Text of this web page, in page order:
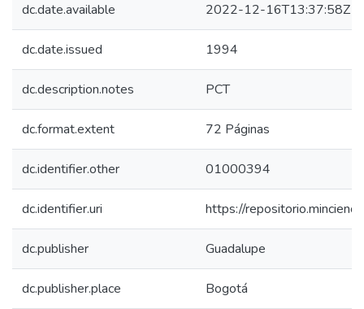
dc.date.available 2022-12-16T13:37:58Z
dc.date.issued 1994
dc.description.notes PCT
dc.format.extent 72 Páginas
dc.identifier.other 01000394
dc.identifier.uri https://
dc.publisher Guadalupe
dc.publisher.place Bogotá